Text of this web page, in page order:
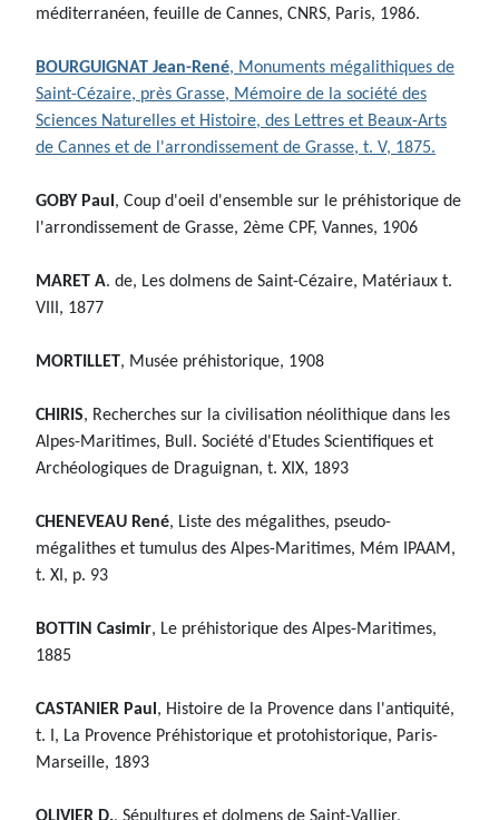
méditerranéen, feuille de Cannes, CNRS, Paris, 1986.
BOURGUIGNAT Jean-René, Monuments mégalithiques de
Saint-Cézaire, près Grasse, Mémoire de la société des
Sciences Naturelles et Histoire, des Lettres et Beaux-Arts
de Cannes et de l'arrondissement de Grasse, t. V, 1875.
GOBY Paul, Coup d'oeil d'ensemble sur le préhistorique de
l'arrondissement de Grasse, 2ème CPF, Vannes, 1906
MARET A. de, Les dolmens de Saint-Cézaire, Matériaux t.
VIII, 1877
MORTILLET, Musée préhistorique, 1908
CHIRIS, Recherches sur la civilisation néolithique dans les
Alpes-Maritimes, Bull. Société d'Etudes Scientifiques et
Archéologiques de Draguignan, t. XIX, 1893
CHENEVEAU René, Liste des mégalithes, pseudo-
mégalithes et tumulus des Alpes-Maritimes, Mém IPAAM,
t. XI, p. 93
BOTTIN Casimir, Le préhistorique des Alpes-Maritimes,
1885
CASTANIER Paul, Histoire de la Provence dans l'antiquité,
t. I, La Provence Préhistorique et protohistorique, Paris-
Marseille, 1893